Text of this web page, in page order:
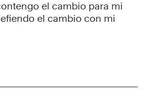
el cambio para mi
el cambio con mi